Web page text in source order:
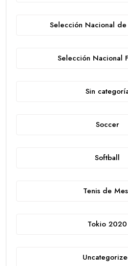
Selección Nacional de
Selección Nacional
Sin
Soccer
Softball
Tenis de
Tokio 2020